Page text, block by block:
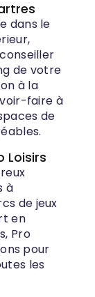
dans le
de votre
à la
faire à
de
Loisirs
à
de jeux
en
Pro
pour
les